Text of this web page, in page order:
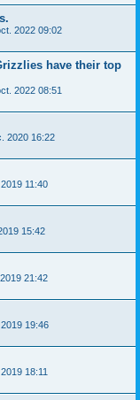
2022 09:02
have their top
2022 08:51
2020 16:22
11:40
15:42
21:42
19:46
18:11